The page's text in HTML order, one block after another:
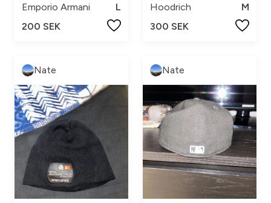
Emporio Armani
L
200 SEK
Hoodrich
M
300 SEK
Nate Nate